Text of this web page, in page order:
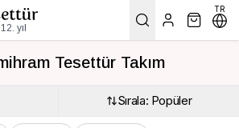
yıl
TR
Tesettür Takım
Sırala: Popüler